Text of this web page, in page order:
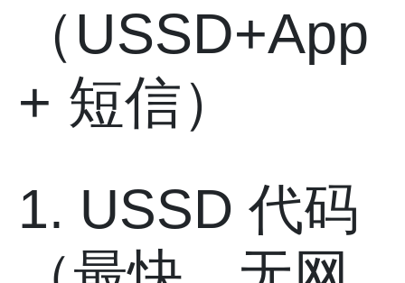
（USSD+App
+ 短信）
1. USSD 代码